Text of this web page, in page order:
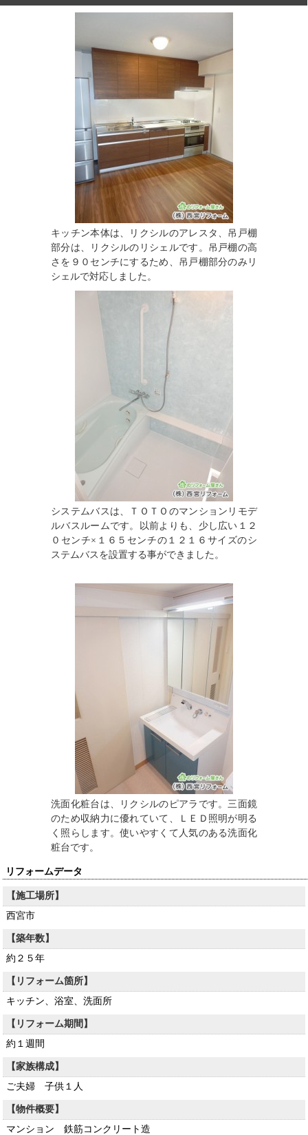
キッチン本体は、リクシルのアレスタ、吊戸棚
部分は、リクシルのリシェルです。吊戸棚の高
さを９０センチにするため、吊戸棚部分のみリ
シェルで対応しました。
システムバスは、ＴＯＴＯのマンションリモデ
ルバスルームです。以前よりも、少し広い１２
０センチ×１６５センチの１２１６サイズのシ
ステムバスを設置する事ができました。
洗面化粧台は、リクシルのピアラです。三面鏡
のため収納力に優れていて、ＬＥＤ照明が明る
く照らします。使いやすくて人気のある洗面化
粧台です。
リフォームデータ
【施工場所】
西宮市
【築年数】
約２５年
【リフォーム箇所】
キッチン、浴室、洗面所
【リフォーム期間】
約１週間
【家族構成】
ご夫婦 子供１人
【物件概要】
マンション 鉄筋コンクリート造